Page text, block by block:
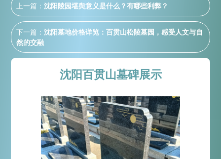
上一篇： 沈阳陵园堪舆意义是什么？有哪些利弊？
下一篇： 沈阳墓地价格详览：百贯山松陵墓园，感受人文与自
然的交融
沈阳百贯山墓碑展示